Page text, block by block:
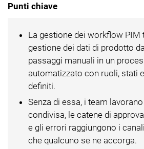
Punti chiave
La gestione dei workflow PIM
gestione dei dati di prodotto
passaggi manuali in un
automatizzato con ruoli, stati
definiti.
Senza di essa, i team
condivisa, le catene di
e gli errori raggiungono i
che qualcuno se ne accorga.